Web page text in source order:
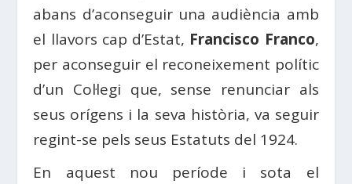
abans d’aconseguir una audiència amb
el llavors cap d’Estat, Francisco Franco,
per aconseguir el reconeixement polític
d’un Col·legi que, sense renunciar als
seus orígens i la seva història, va seguir
regint-se pels seus Estatuts del 1924.
En aquest nou període i sota el